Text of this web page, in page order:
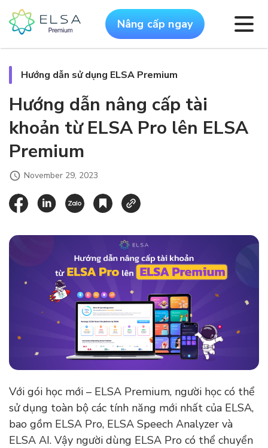
Nâng cấp ngay
Hướng dẫn sử dụng ELSA Premium
Hướng dẫn nâng cấp tài
khoản từ ELSA Pro lên ELSA
Premium
November 29, 2023
Với gói học mới – ELSA Premium, người học có thể
sử dụng toàn bộ các tính năng mới nhất của ELSA,
bao gồm ELSA Pro, ELSA Speech Analyzer và
ELSA AI. Vậy người dùng ELSA Pro có thể chuyển